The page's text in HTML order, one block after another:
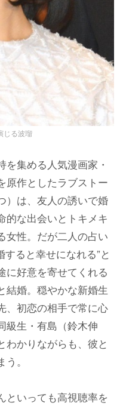
じる波瑠
集める人気漫画家・
原作としたラブストー
）は、友人の誘いで婚
的な出会いとトキメキ
女性。だが二人の占い
ると幸せになれる”と
に好意を寄せてくれる
結婚。穏やかな新婚生
、初恋の相手で常に心
級生・有島（鈴木伸
わかりながらも、彼と
。
といっても高視聴率を